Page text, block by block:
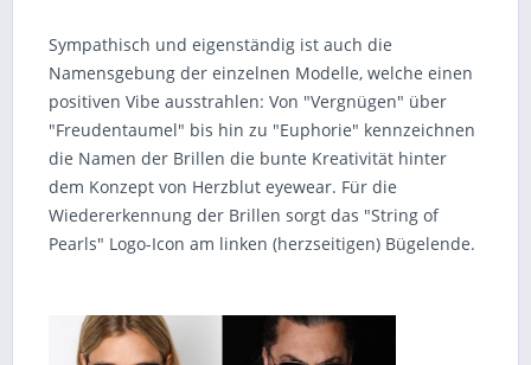
Sympathisch und eigenständig ist auch die
Namensgebung der einzelnen Modelle, welche einen
positiven Vibe ausstrahlen: Von "Vergnügen" über
"Freudentaumel" bis hin zu "Euphorie" kennzeichnen
die Namen der Brillen die bunte Kreativität hinter
dem Konzept von Herzblut eyewear. Für die
Wiedererkennung der Brillen sorgt das "String of
Pearls" Logo-Icon am linken (herzseitigen) Bügelende.